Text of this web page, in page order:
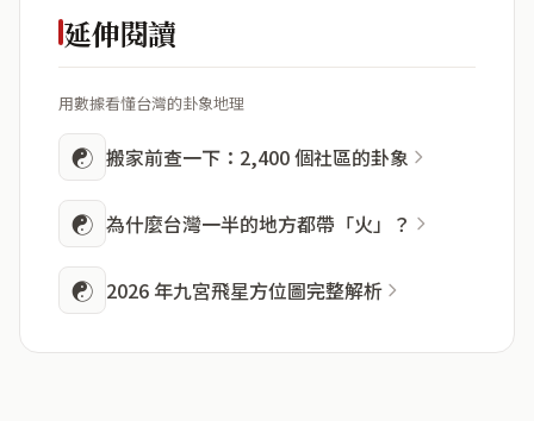
延伸閱讀
用數據看懂台灣的卦象地理
☯ 搬家前查一下：2,400 個社區的卦象
☯ 為什麼台灣一半的地方都帶「火」？
☯ 2026 年九宮飛星方位圖完整解析